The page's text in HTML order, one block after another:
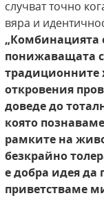
случват точно
вяра и
„Комбинацията
понижаващата
традиционните
откровения
доведе до
която
рамките на
безкрайно
е добра идея да
приветстваме